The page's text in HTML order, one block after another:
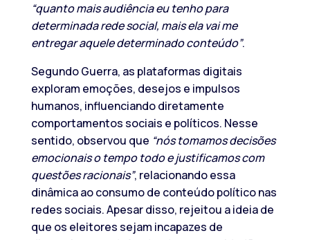
“quanto mais audiência eu tenho para
determinada rede social, mais ela vai me
entregar aquele determinado conteúdo”.
Segundo Guerra, as plataformas digitais
exploram emoções, desejos e impulsos
humanos, influenciando diretamente
comportamentos sociais e políticos. Nesse
sentido, observou que “nós tomamos decisões
emocionais o tempo todo e justificamos com
questões racionais”, relacionando essa
dinâmica ao consumo de conteúdo político nas
redes sociais. Apesar disso, rejeitou a ideia de
que os eleitores sejam incapazes de